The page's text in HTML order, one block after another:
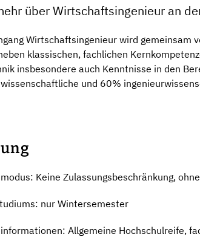
über Wirtschaftsingenieur an
Wirtschaftsingenieur wird gemeinsam
klassischen, fachlichen
insbesondere auch Kenntnisse in den
und 60%
Keine Zulassungsbeschränkung,
nur Wintersemester
Allgemeine Hochschulreife,